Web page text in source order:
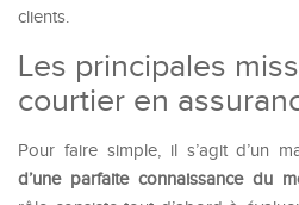
clients.
Les principales
courtier en
Pour faire simple, il s’agit d’un
d’une parfaite connaissance du